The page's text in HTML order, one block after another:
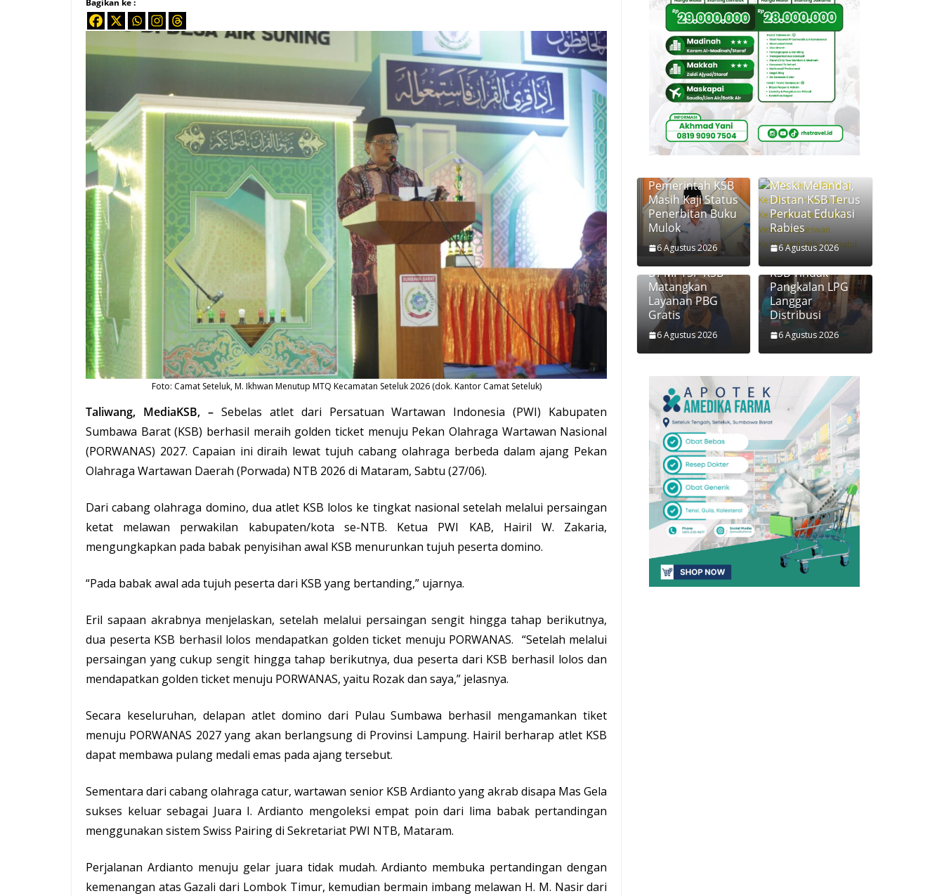
Bagikan ke :
Foto: Camat Seteluk, M. Ikhwan Menutup MTQ Kecamatan Seteluk 2026 (dok. Kantor Camat Seteluk)
Taliwang, MediaKSB, –Sebelas atlet dari Persatuan Wartawan Indonesia (PWI) Kabupaten
Sumbawa Barat (KSB) berhasil meraih golden ticket menuju Pekan Olahraga Wartawan Nasional
(PORWANAS) 2027. Capaian ini diraih lewat tujuh cabang olahraga berbeda dalam ajang Pekan
Olahraga Wartawan Daerah (Porwada) NTB 2026 di Mataram, Sabtu (27/06).
Dari cabang olahraga domino, dua atlet KSB lolos ke tingkat nasional setelah melalui persaingan
ketat melawan perwakilan kabupaten/kota se-NTB. Ketua PWI KAB, Hairil W. Zakaria,
mengungkapkan pada babak penyisihan awal KSB menurunkan tujuh peserta domino.
“Pada babak awal ada tujuh peserta dari KSB yang bertanding,” ujarnya.
Eril sapaan akrabnya menjelaskan, setelah melalui persaingan sengit hingga tahap berikutnya,
dua peserta KSB berhasil lolos mendapatkan golden ticket menuju PORWANAS. “Setelah melalui
persaingan yang cukup sengit hingga tahap berikutnya, dua peserta dari KSB berhasil lolos dan
mendapatkan golden ticket menuju PORWANAS, yaitu Rozak dan saya,” jelasnya.
Secara keseluruhan, delapan atlet domino dari Pulau Sumbawa berhasil mengamankan tiket
menuju PORWANAS 2027 yang akan berlangsung di Provinsi Lampung. Hairil berharap atlet KSB
dapat membawa pulang medali emas pada ajang tersebut.
Sementara dari cabang olahraga catur, wartawan senior KSB Ardianto yang akrab disapa Mas Gela
sukses keluar sebagai Juara I. Ardianto mengoleksi empat poin dari lima babak pertandingan
menggunakan sistem Swiss Pairing di Sekretariat PWI NTB, Mataram.
Perjalanan Ardianto menuju gelar juara tidak mudah. Ardianto membuka pertandingan dengan
kemenangan atas Gazali dari Lombok Timur, kemudian bermain imbang melawan H. M. Nasir dari
Pemerintah KSB
Masih Kaji Status
Penerbitan Buku
Mulok
6 Agustus 2026
Meski Melandai,
Distan KSB Terus
Perkuat Edukasi
Rabies
6 Agustus 2026
Disperkim dan
DPMPTSP KSB
Matangkan
Layanan PBG
Gratis
6 Agustus 2026
Diskoperindag
KSB Tindak
Pangkalan LPG
Langgar
Distribusi
6 Agustus 2026